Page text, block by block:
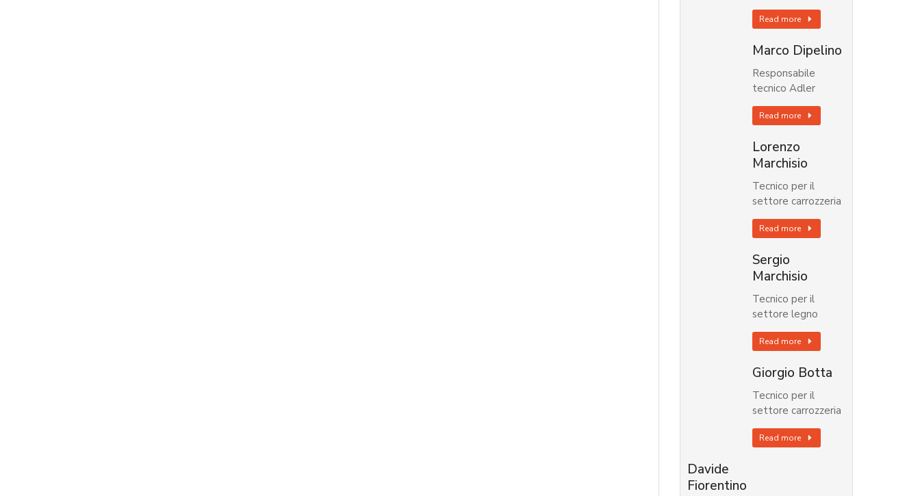
Read more
Marco Dipelino
Responsabile
tecnico Adler
Read more
Lorenzo
Marchisio
Tecnico per il
settore carrozzeria
Read more
Sergio
Marchisio
Tecnico per il
settore legno
Read more
Giorgio Botta
Tecnico per il
settore carrozzeria
Read more
Davide
Fiorentino